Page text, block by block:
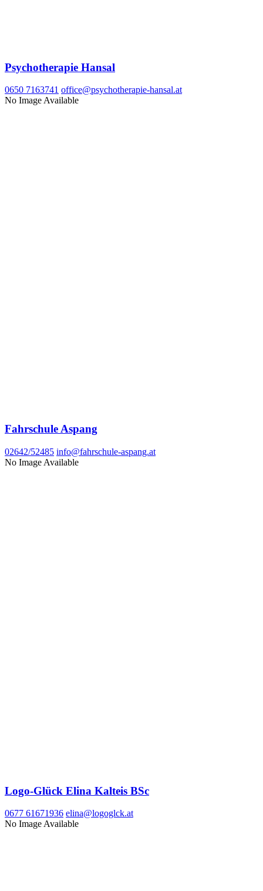
Psychotherapie Hansal
0650 7163741 office@psychotherapie-hansal.at
No Image Available
Fahrschule Aspang
02642/52485 info@fahrschule-aspang.at
No Image Available
Logo-Glück Elina Kalteis BSc
0677 61671936 elina@logoglck.at
No Image Available